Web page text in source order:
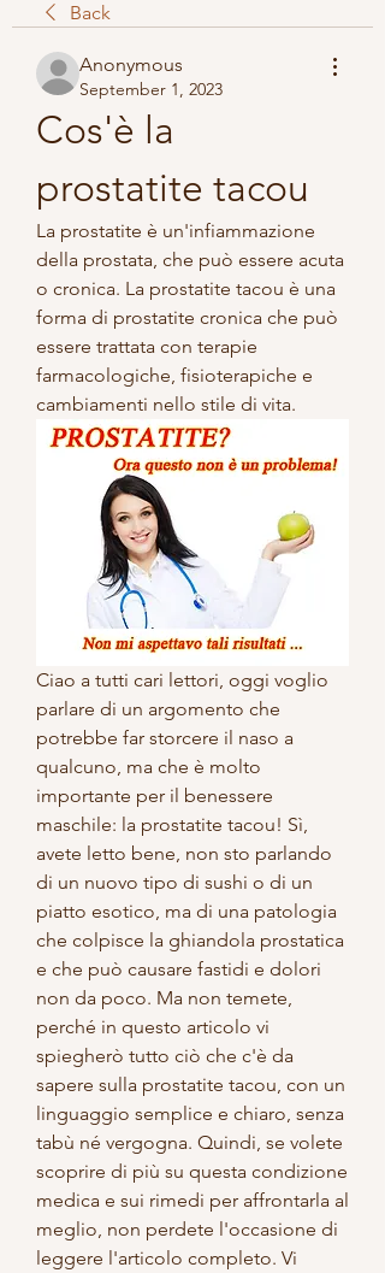
Back
Anonymous
September 1, 2023
Cos'è la
prostatite tacou
La prostatite è un'infiammazione
della prostata, che può essere acuta
o cronica. La prostatite tacou è una
forma di prostatite cronica che può
essere trattata con terapie
farmacologiche, fisioterapiche e
cambiamenti nello stile di vita.
Ciao a tutti cari lettori, oggi voglio
parlare di un argomento che
potrebbe far storcere il naso a
qualcuno, ma che è molto
importante per il benessere
maschile: la prostatite tacou! Sì,
avete letto bene, non sto parlando
di un nuovo tipo di sushi o di un
piatto esotico, ma di una patologia
che colpisce la ghiandola prostatica
e che può causare fastidi e dolori
non da poco. Ma non temete,
perché in questo articolo vi
spiegherò tutto ciò che c'è da
sapere sulla prostatite tacou, con un
linguaggio semplice e chiaro, senza
tabù né vergogna. Quindi, se volete
scoprire di più su questa condizione
medica e sui rimedi per affrontarla al
meglio, non perdete l'occasione di
leggere l'articolo completo. Vi